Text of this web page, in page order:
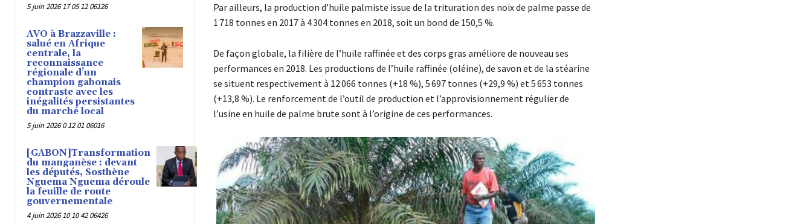
5 juin 2026 17 05 12 06126
AVO à Brazzaville :
salué en Afrique
centrale, la
reconnaissance
régionale d’un
champion gabonais
contraste avec les
inégalités persistantes
du marché local
5 juin 2026 0 12 01 06016
[GABON]Transformation
du manganèse : devant
les députés, Sosthène
Nguema Nguema déroule
la feuille de route
gouvernementale
4 juin 2026 10 10 42 06426
Par ailleurs, la production d’huile palmiste issue de la trituration des noix de palme passe de
1 718 tonnes en 2017 à 4 304 tonnes en 2018, soit un bond de 150,5 %.
De façon globale, la filière de l’huile raffinée et des corps gras améliore de nouveau ses
performances en 2018. Les productions de l’huile raffinée (oléine), de savon et de la stéarine
se situent respectivement à 12 066 tonnes (+18 %), 5 697 tonnes (+29,9 %) et 5 653 tonnes
(+13,8 %). Le renforcement de l’outil de production et l’approvisionnement régulier de
l’usine en huile de palme brute sont à l’origine de ces performances.